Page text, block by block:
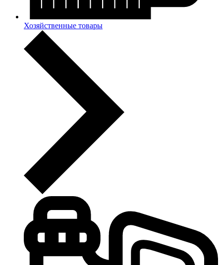
Хозяйственные товары